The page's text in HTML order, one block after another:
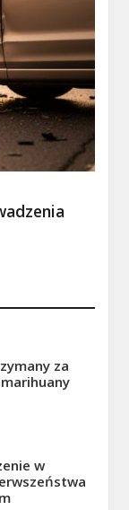
za
w